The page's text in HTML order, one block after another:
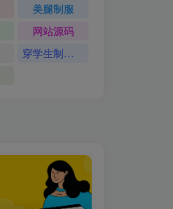
美腿制服
网站源码
穿学生制服的女孩子